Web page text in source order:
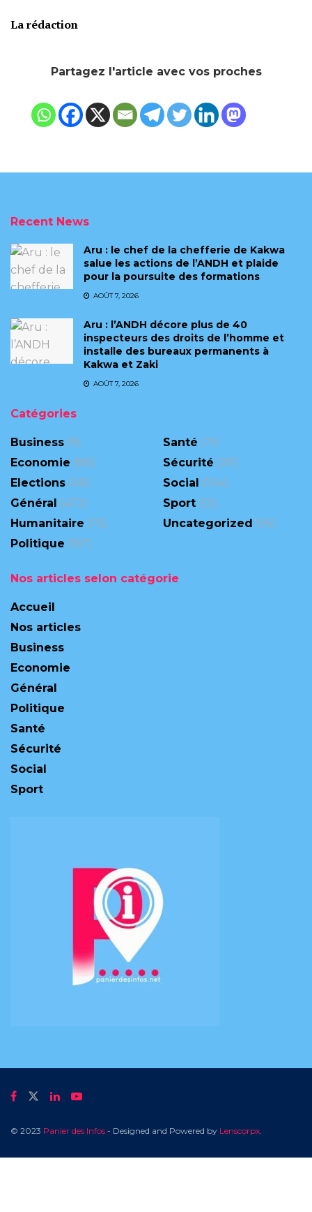
‎La rédaction
Partagez l'article avec vos proches
Recent News
Aru : le chef de la chefferie de Kakwa
salue les actions de l’ANDH et plaide
pour la poursuite des formations
AOÛT 7, 2026
Aru : l’ANDH décore plus de 40
inspecteurs des droits de l’homme et
installe des bureaux permanents à
Kakwa et Zaki
AOÛT 7, 2026
Catégories
Business (9)
Economie (88)
Elections (48)
Général
(473)
Humanitaire (75)
Politique (167)
Santé (71)
Sécurité (311)
Social
(104)
Sport (13)
Uncategorized (95)
Nos articles selon catégorie
Accueil
Nos articles
Business
Economie
Général
Politique
Santé
Sécurité
Social
Sport
© 2023 Panier des Infos - Designed and Powered by Lenscorpx.